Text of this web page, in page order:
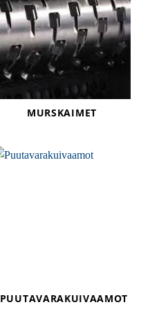
MURSKAIMET
PUUTAVARAKUIVAAMOT